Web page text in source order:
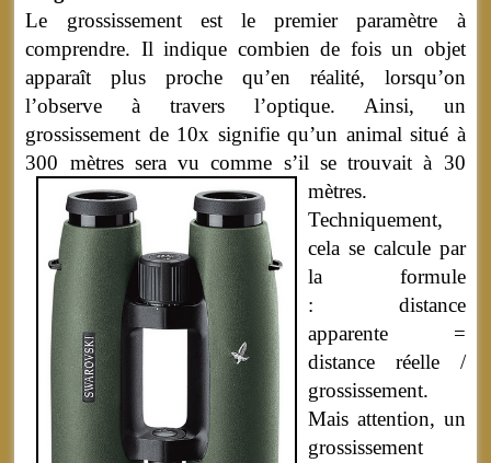
Le grossissement est le premier paramètre à
comprendre. Il indique combien de fois un objet
apparaît plus proche qu’en réalité, lorsqu’on
l’observe à travers l’optique. Ainsi, un
grossissement de 10x signifie qu’un animal situé à
300 mètres sera vu comme s’il se trouvait à 30
mètres.
Techniquement,
cela se calcule par
la formule
: distance
apparente =
distance réelle /
grossissement.
Mais attention, un
grossissement